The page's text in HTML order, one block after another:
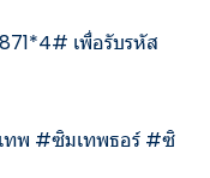
เพื่อรับรหัส
ทพ #ซิมเทพธอร์ #ซิ